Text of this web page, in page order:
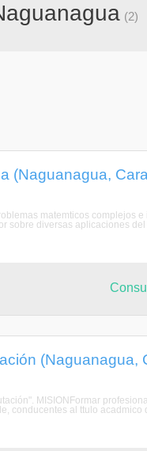
(2)
(Naguanagua,
matemticos complejos
sobre diversas aplicaciones
(Naguanagua,
MISIONFormar
conducentes al ttulo